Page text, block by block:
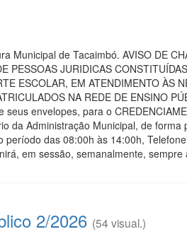
Municipal de Tacaimbó. AVISO DE
PESSOAS JURIDICAS
ESCOLAR, EM ATENDIMENTO ÀS
NA REDE DE ENSINO
envelopes, para o
da Administração Municipal, de
período das 08:00h às 14:00h,
em sessão, semanalmente,
2/2026 (54 visual.)